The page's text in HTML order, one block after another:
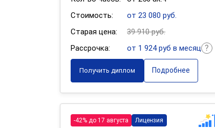
Стоимость:
от 23 080 руб.
Старая цена:
39 910 руб.
Рассрочка:
от 1 924 руб в месяц
Получить диплом Подробнее
-42% до 17 августа Лицензия